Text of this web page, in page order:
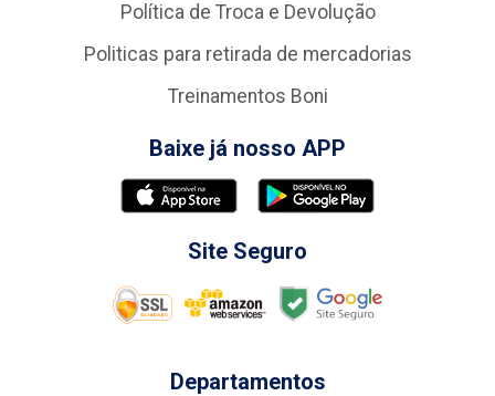
Política de Troca e Devolução
Politicas para retirada de mercadorias
Treinamentos Boni
Baixe já nosso APP
Site Seguro
Departamentos